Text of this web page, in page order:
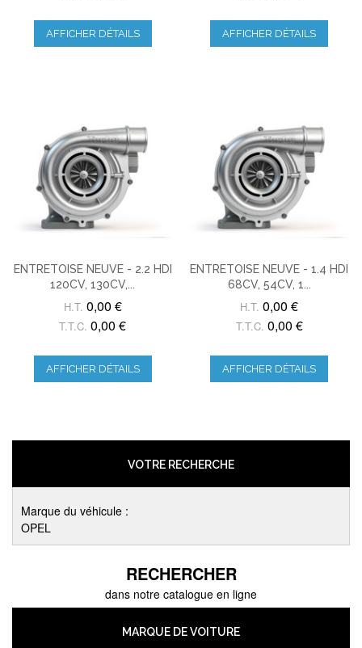
AFFICHER DÉTAILS AFFICHER DÉTAILS
ENTRETOISE NEUVE - 2.2 HDI
120CV, 130CV,...
H.T. 0,00 €
T.T.C. 0,00 €
AFFICHER DÉTAILS
ENTRETOISE NEUVE - 1.4 HDI
68CV, 54CV, 1...
H.T. 0,00 €
T.T.C. 0,00 €
AFFICHER DÉTAILS
VOTRE RECHERCHE
Marque du véhicule :
OPEL
RECHERCHER
dans notre catalogue en ligne
MARQUE DE VOITURE